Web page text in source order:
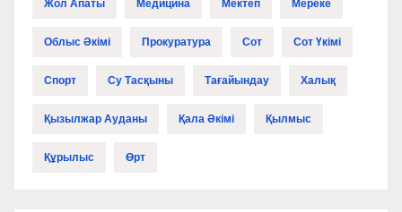
Жол Апаты Медицина Мектеп Мереке
Облыс Әкімі Прокуратура Сот Сот Үкімі
Спорт Су Тасқыны Тағайындау Халық
Қызылжар Ауданы Қала Әкімі Қылмыс
Құрылыс Өрт